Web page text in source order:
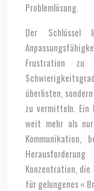
Problemlösung.
Der
Frustration zu
überlisten,
zu vermitteln. Ein
weit mehr als
Konzentration,
für gelungenes «